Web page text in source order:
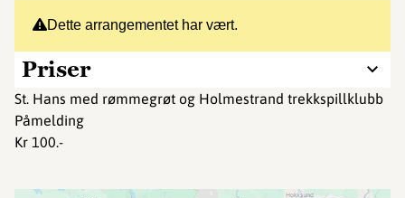
Dette arrangementet har vært.
Priser
St. Hans med rømmegrøt og Holmestrand trekkspillklubb
Påmelding
Kr 100.-